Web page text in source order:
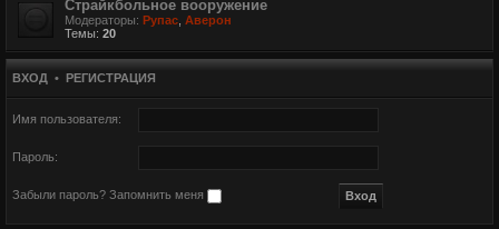
Страйкбольное вооружение
Модераторы: Рупас Аверон
Темы: 20
ВХОД • РЕГИСТРАЦИЯ
Имя пользователя:
Пароль:
Забыли пароль? Запомнить меня